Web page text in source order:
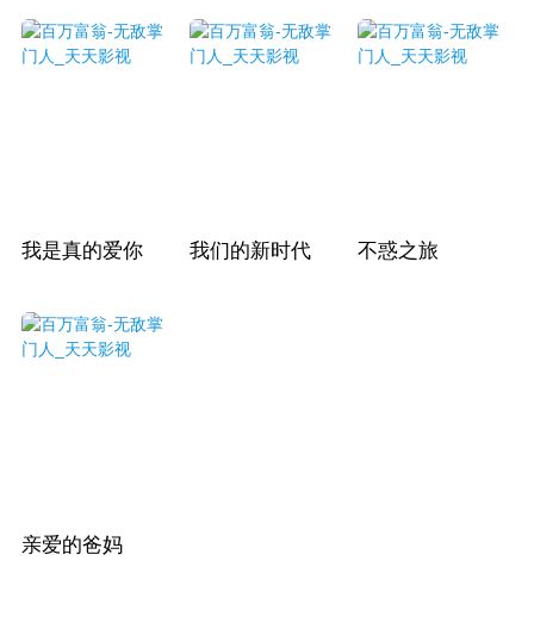
我是真的爱你 我们的新时代 不惑之旅
亲爱的爸妈